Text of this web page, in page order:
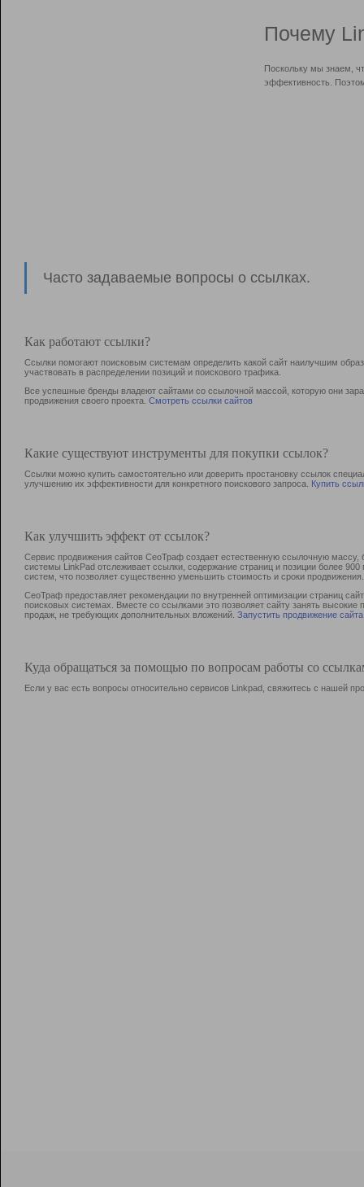
Почему
Поскольку мы знаем,
эффективность.
Часто задаваемые вопросы о ссылках.
Как работают ссылки?
Ссылки помогают поисковым системам определить какой сайт наилучшим
участвовать в раcпределении позиций и поискового трафика.
Все успешные бренды владеют сайтами со ссылочной массой, которую они
продвижения своего проекта. Смотреть ссылки сайтов
Какие существуют инструменты для покупки ссылок?
Ссылки можно купить самостоятельно или доверить простановку ссылок
улучшению их эффективности для конкретного поискового запроса. Купить
Как улучшить эффект от ссылок?
Сервис продвижения сайтов СеоТраф создает естественную ссылочную
системы LinkPad отслеживает ссылки, содержание страниц и позиции более
систем, что позволяет существенно уменьшить стоимость и сроки продвижения.
СеоТраф предоставляет рекомендации по внутренней оптимизации страниц
поисковых системах. Вместе со ссылками это позволяет сайту занять
продаж, не требующих дополнительных вложений. Запустить продвижение сайта
Куда обращаться за помощью по вопросам работы со
Если у вас есть вопросы относительно сервисов Linkpad, свяжитесь с нашей